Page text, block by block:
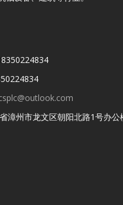
漳州市龙文区朝阳北路1号办公